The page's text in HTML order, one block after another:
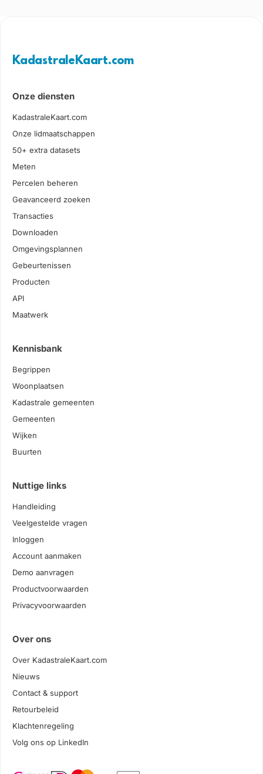
KadastraleKaart.com
Onze diensten
KadastraleKaart.com
Onze lidmaatschappen
50+ extra datasets
Meten
Percelen beheren
Geavanceerd zoeken
Transacties
Downloaden
Omgevingsplannen
Gebeurtenissen
Producten
API
Maatwerk
Kennisbank
Begrippen
Woonplaatsen
Kadastrale gemeenten
Gemeenten
Wijken
Buurten
Nuttige links
Handleiding
Veelgestelde vragen
Inloggen
Account aanmaken
Demo aanvragen
Productvoorwaarden
Privacyvoorwaarden
Over ons
Over KadastraleKaart.com
Nieuws
Contact & support
Retourbeleid
Klachtenregeling
Volg ons op LinkedIn